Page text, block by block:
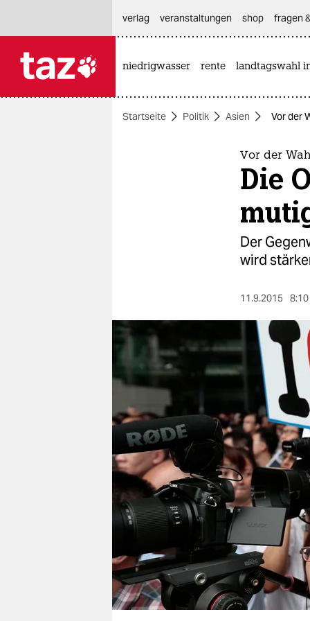
themen
nord
wahrheit
verlag
verlag
veranstaltungen
shop
fragen & hilfe
unterstützen
abo
genossenschaft
verlag
veranstaltungen shop fragen
niedrigwasser rente landtagswahl
Startseite Politik Asien Vor der
Vor der
Die
Der
wird
11.9.2015